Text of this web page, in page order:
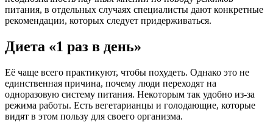
питания, в отдельных случаях специалисты дают конкретные
рекомендации, которых следует придерживаться.
Диета «1 раз в день»
Её чаще всего практикуют, чтобы похудеть. Однако это не
единственная причина, почему люди переходят на
одноразовую систему питания. Некоторым так удобно из-за
режима работы. Есть вегетарианцы и голодающие, которые
видят в этом пользу для своего организма.